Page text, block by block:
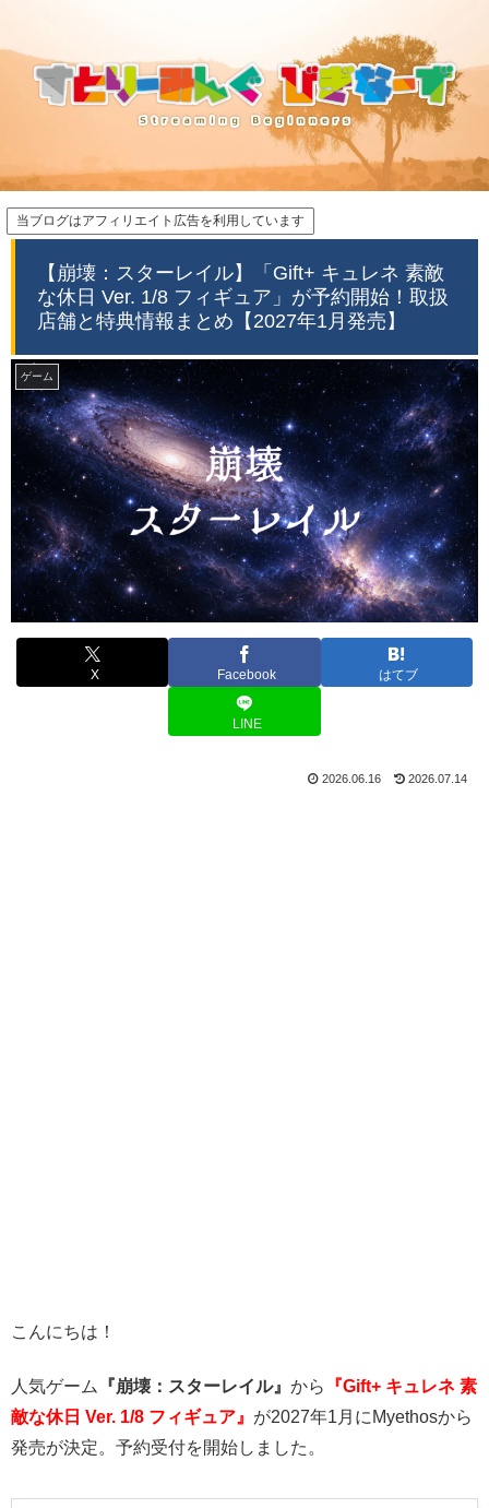
当ブログはアフィリエイト広告を利用しています
【崩壊：スターレイル】「Gift+ キュレネ 素敵
な休日 Ver. 1/8 フィギュア」が予約開始！取扱
店舗と特典情報まとめ【2027年1月発売】
ゲーム
X Facebook はてブ
LINE
2026.06.16 2026.07.14
こんにちは！
人気ゲーム 『崩壊：スターレイル』 から
『Gift+ キュレネ 素
敵な休日 Ver. 1/8 フィギュア』 が2027年1月にMyethosから
発売が決定。予約受付を開始しました。